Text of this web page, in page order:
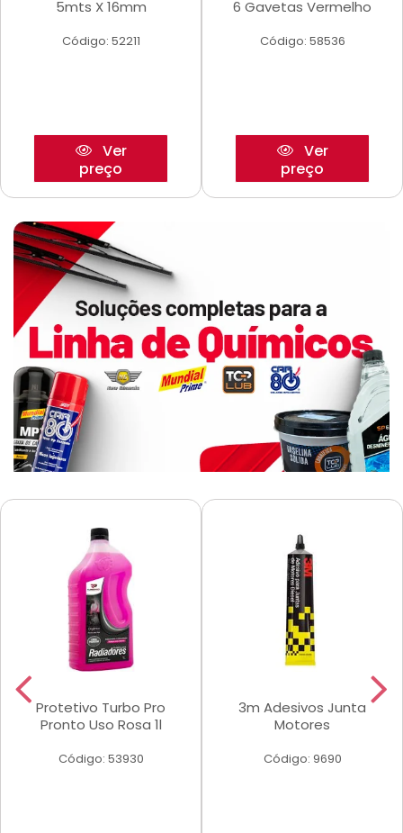
5mts X 16mm
Código: 52211
Ver
preço
6 Gavetas Vermelho
Código: 58536
Ver
preço
Protetivo Turbo Pro
Pronto Uso Rosa 1l
Código: 53930
3m Adesivos Junta
Motores
Código: 9690